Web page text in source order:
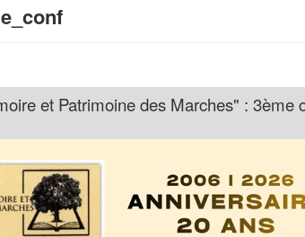
et Patrimoine des Marches" : 3ème